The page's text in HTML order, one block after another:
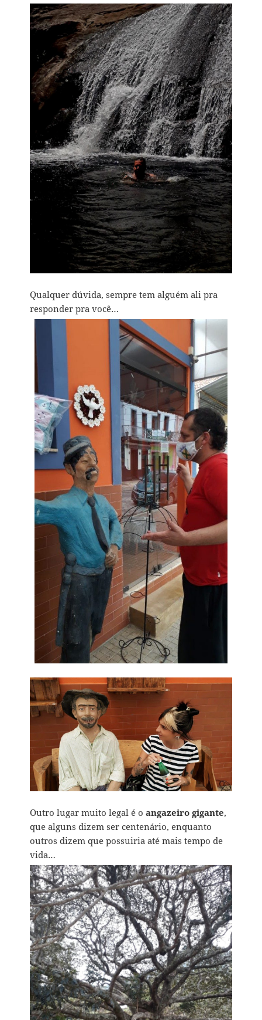
Qualquer dúvida, sempre tem alguém ali pra
responder pra você…
Outro lugar muito legal é oangazeiro gigante,
que alguns dizem ser centenário, enquanto
outros dizem que possuiria até mais tempo de
vida…